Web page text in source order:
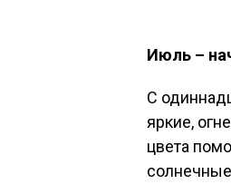
Июль –
С
яркие,
цвета